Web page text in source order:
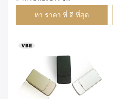
หา ราคา ที่ ดี ที่สุด